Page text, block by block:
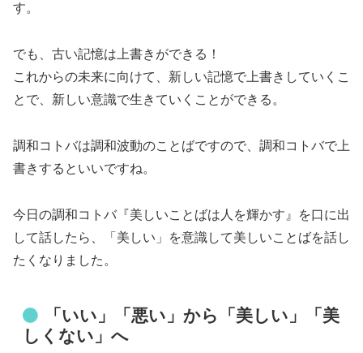
す。
でも、古い記憶は上書きができる！
これからの未来に向けて、新しい記憶で上書きしていくこ
とで、新しい意識で生きていくことができる。
調和コトバは調和波動のことばですので、調和コトバで上
書きするといいですね。
今日の調和コトバ『美しいことばは人を輝かす』を口に出
して話したら、「美しい」を意識して美しいことばを話し
たくなりました。
「いい」「悪い」から「美しい」「美
しくない」へ